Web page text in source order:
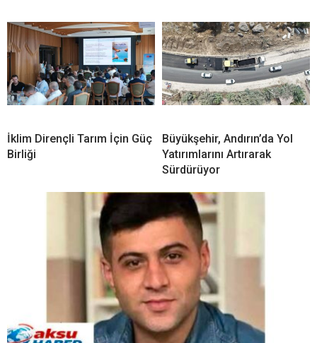
İklim Dirençli Tarım İçin Güç
Birliği
Büyükşehir, Andırın’da Yol
Yatırımlarını Artırarak
Sürdürüyor